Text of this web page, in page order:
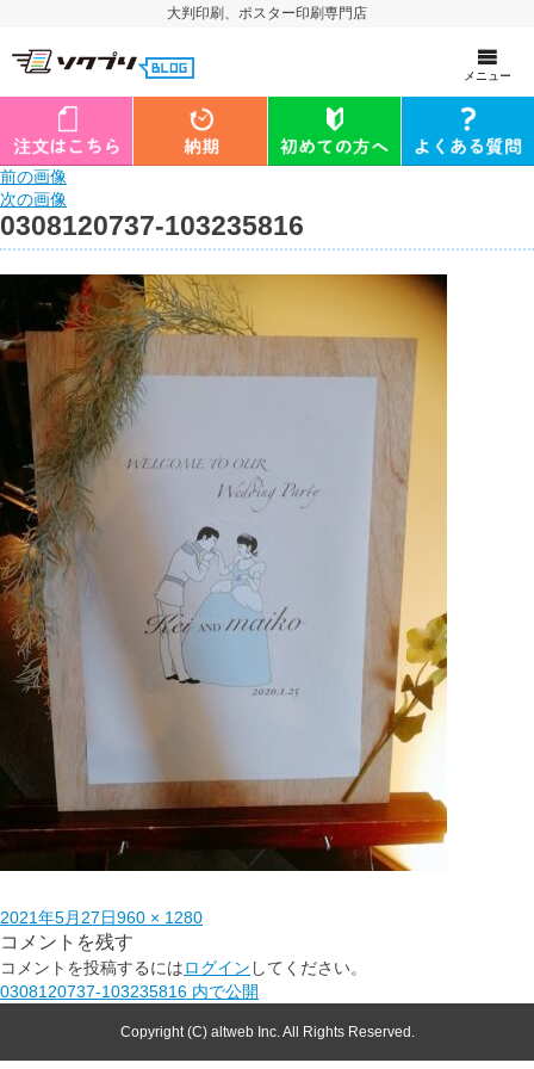
大判印刷、ポスター印刷専門店
メニュー
前の画像
次の画像
0308120737-103235816
2021年5月27日960 × 1280
コメントを残す
コメントを投稿するにはログイン してください。
0308120737-103235816 内で公開
Copyright (C) altweb Inc. All Rights Reserved.